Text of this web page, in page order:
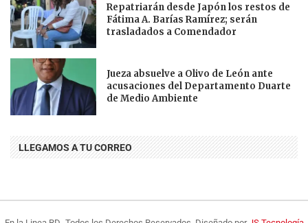
Repatriarán desde Japón los restos de
Fátima A. Barías Ramírez; serán
trasladados a Comendador
Jueza absuelve a Olivo de León ante
acusaciones del Departamento Duarte
de Medio Ambiente
LLEGAMOS A TU CORREO